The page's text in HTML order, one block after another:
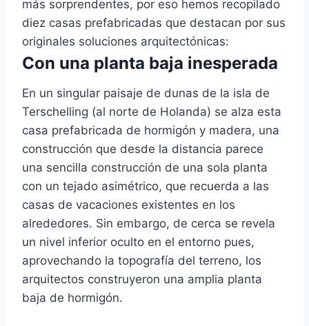
más sorprendentes, por eso hemos recopilado
diez casas prefabricadas que destacan por sus
originales soluciones arquitectónicas:
Con una planta baja inesperada
En un singular paisaje de dunas de la isla de
Terschelling (al norte de Holanda) se alza esta
casa prefabricada de hormigón y madera, una
construcción que desde la distancia parece
una sencilla construcción de una sola planta
con un tejado asimétrico, que recuerda a las
casas de vacaciones existentes en los
alrededores. Sin embargo, de cerca se revela
un nivel inferior oculto en el entorno pues,
aprovechando la topografía del terreno, los
arquitectos construyeron una amplia planta
baja de hormigón.